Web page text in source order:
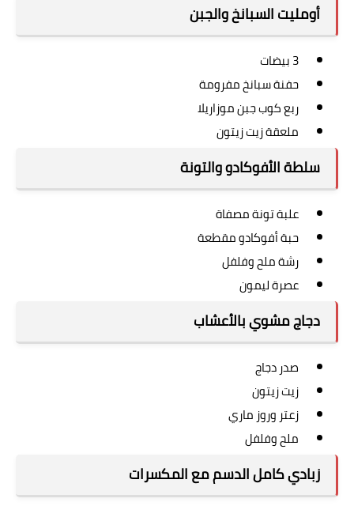
أومليت السبانخ والجبن
3 بيضات
حفنة سبانخ مفرومة
ربع كوب جبن موزاريلا
ملعقة زيت زيتون
سلطة الأفوكادو والتونة
علبة تونة مصفاة
حبة أفوكادو مقطعة
رشة ملح وفلفل
عصرة ليمون
دجاج مشوي بالأعشاب
صدر دجاج
زيت زيتون
زعتر وروز ماري
ملح وفلفل
زبادي كامل الدسم مع المكسرات